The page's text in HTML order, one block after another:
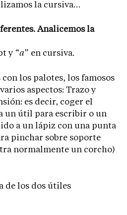
la cursiva…
Analicemos la
y “a” en cursiva.
los palotes, los famosos
aspectos: Trazo y
es decir, coger el
un útil para escribir o un
a un lápiz con una punta
pinchar sobre soporte
normalmente un corcho)
de los dos útiles